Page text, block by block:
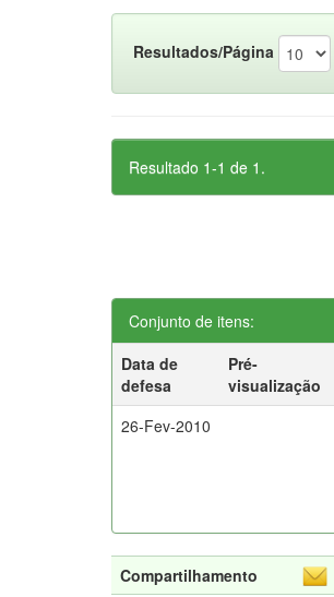
Resultados/Página
Resultado 1-1 de 1.
Conjunto de itens:
Data de
defesa
Pré-
visualização
26-Fev-2010
Compartilhamento